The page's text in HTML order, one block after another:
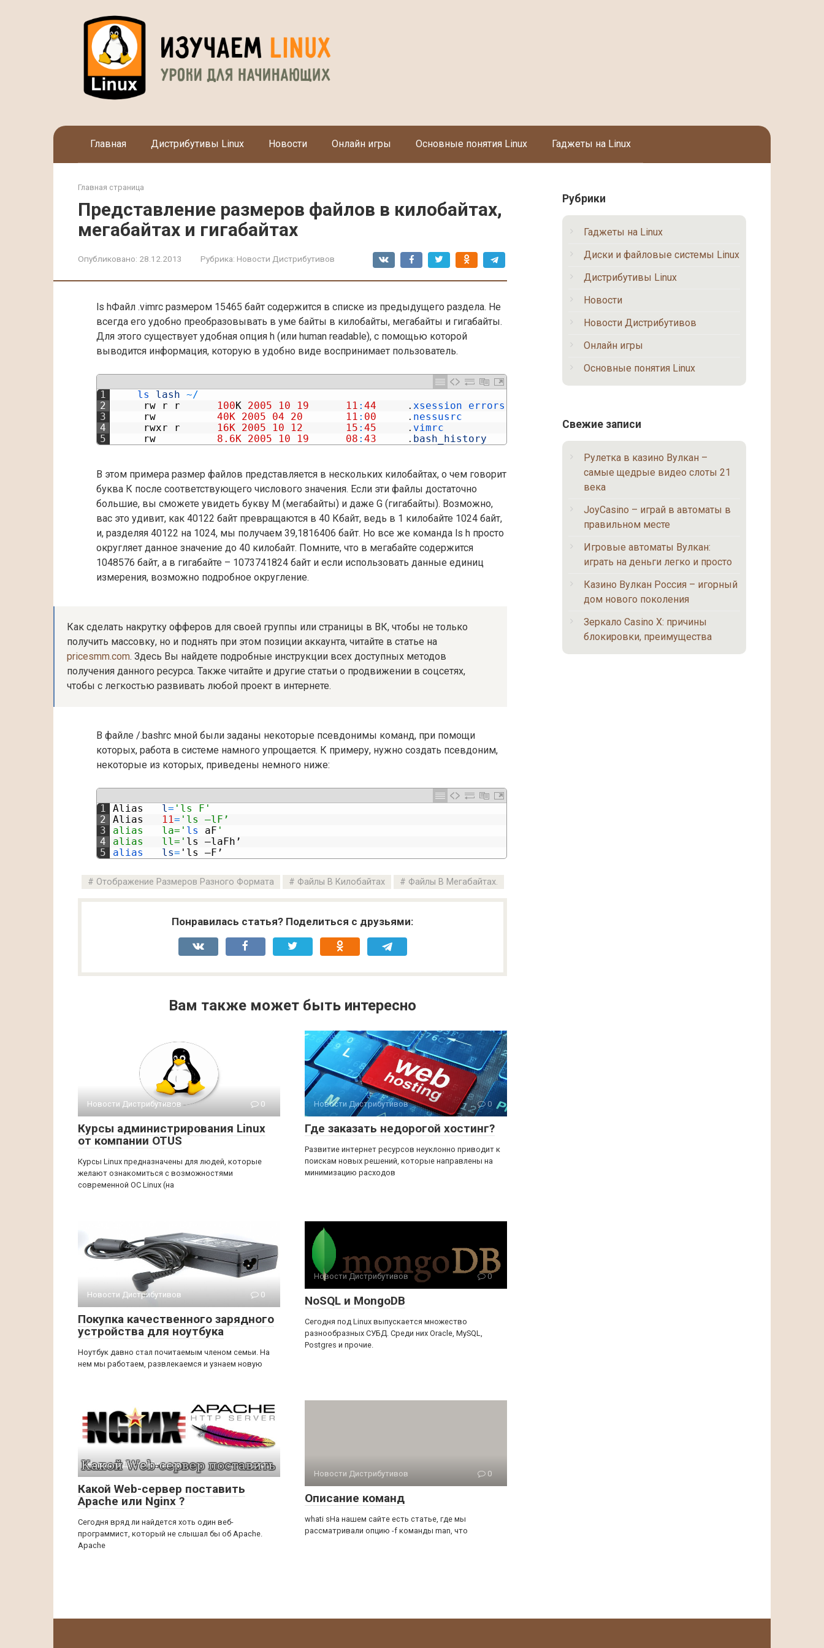
Главная Дистрибутивы Linux Новости Онлайн игры Основные понятия Linux Гаджеты на Linux
Главная страница
Представление размеров файлов в килобайтах,
мегабайтах и гигабайтах
Опубликовано: 28.12.2013 Рубрика: Новости Дистрибутивов
ls hФайл .vimrc размером 15465 байт содержится в списке из предыдущего раздела. Не
всегда его удобно преобразовывать в уме байты в килобайты, мегабайты и гигабайты.
Для этого существует удобная опция h (или human readable), с помощью которой
выводится информация, которую в удобно виде воспринимает пользователь.
1
2
3
4
5
ls lash ~/
rw
r r 100К 2005 10 19 11 : 44 . xsession errors
rw
40K 2005 04 20 11 : 00 . nessusrc
rwxr
r 16K 2005 10 12 15 : 45 . vimrc
rw
8.6K 2005 10 19 08 : 43 . bash_history
В этом примера размер файлов представляется в нескольких килобайтах, о чем говорит
буква К после соответствующего числового значения. Если эти файлы достаточно
большие, вы сможете увидеть букву М (мегабайты) и даже G (гигабайты). Возможно,
вас это удивит, как 40122 байт превращаются в 40 Кбайт, ведь в 1 килобайте 1024 байт,
и, разделяя 40122 на 1024, мы получаем 39,1816406 байт. Но все же команда ls h просто
округляет данное значение до 40 килобайт. Помните, что в мегабайте содержится
1048576 байт, а в гигабайте – 1073741824 байт и если использовать данные единиц
измерения, возможно подробное округление.
Как сделать накрутку офферов для своей группы или страницы в ВК, чтобы не только
получить массовку, но и поднять при этом позиции аккаунта, читайте в статье на
pricesmm.com. Здесь Вы найдете подробные инструкции всех доступных методов
получения данного ресурса. Также читайте и другие статьи о продвижении в соцсетях,
чтобы с легкостью развивать любой проект в интернете.
В файле /.bashrc мной были заданы некоторые псевдонимы команд, при помощи
которых, работа в системе намного упрощается. К примеру, нужно создать псевдоним,
некоторые из которых, приведены немного ниже:
1
2
3
4
5
Alias l= 'ls F'
Alias
11= 'ls –lF’
alias 	la=' ls aF '
alias	ll=' ls –laFh ’
ls= ' ls –F ’
Отображение Размеров Разного Формата Файлы В Килобайтах Файлы В Мегабайтах.
Понравилась статья? Поделиться с друзьями:
Вам также может быть интересно
Новости Дистрибутивов 0
Курсы администрирования Linux
от компании OTUS
Курсы Linux предназначены для людей, которые
желают ознакомиться с возможностями
современной ОС Linux (на
Новости Дистрибутивов 0
Где заказать недорогой хостинг?
Развитие интернет ресурсов неуклонно приводит к
поискам новых решений, которые направлены на
минимизацию расходов
Новости Дистрибутивов 0
Покупка качественного зарядного
устройства для ноутбука
Ноутбук давно стал почитаемым членом семьи. На
нем мы работаем, развлекаемся и узнаем новую
Новости Дистрибутивов 0
NoSQL и MongoDB
Сегодня под Linux выпускается множество
разнообразных СУБД. Среди них Oracle, MySQL,
Postgres и прочие.
Новости Дистрибутивов 0
Какой Web-сервер поставить
Apache или Nginx ?
Сегодня вряд ли найдется хоть один веб-
программист, который не слышал бы об Apache.
Apache
Новости Дистрибутивов 0
Описание команд
whati sНа нашем сайте есть статье, где мы
рассматривали опцию -f команды man, что
Рубрики
Гаджеты на Linux
Диски и файловые системы Linux
Дистрибутивы Linux
Новости
Новости Дистрибутивов
Онлайн игры
Основные понятия Linux
Свежие записи
Рулетка в казино Вулкан –
самые щедрые видео слоты 21
века
JoyCasino – играй в автоматы в
правильном месте
Игровые автоматы Вулкан:
играть на деньги легко и просто
Казино Вулкан Россия – игорный
дом нового поколения
Зеркало Casino X: причины
блокировки, преимущества